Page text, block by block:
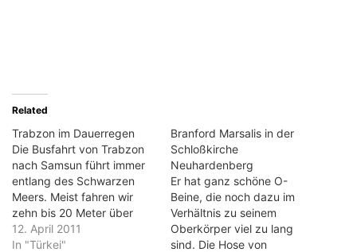
Related
Trabzon im Dauerregen
Die Busfahrt von Trabzon
nach Samsun führt immer
entlang des Schwarzen
Meers. Meist fahren wir
zehn bis 20 Meter über
ihm. In Trabzon hat es
noch wie wild geregnet. So
12. April 2011
In "Türkei"
Branford Marsalis in der
Schloßkirche
Neuhardenberg
Er hat ganz schöne O-
Beine, die noch dazu im
Verhältnis zu seinem
Oberkörper viel zu lang
sind. Die Hose von